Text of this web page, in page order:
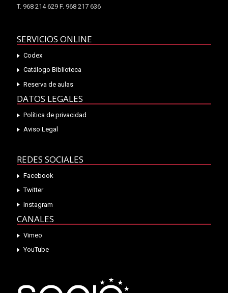
T. 968 214 629 F. 968 217 636
SERVICIOS ONLINE
Codex
Catálogo Biblioteca
Reserva de aulas
DATOS LEGALES
Política de privacidad
Aviso Legal
REDES SOCIALES
Facebook
Twitter
Instagram
CANALES
Vimeo
YouTube